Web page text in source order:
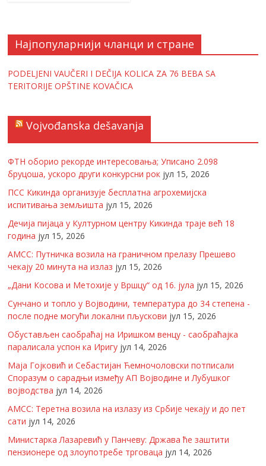
Најпопуларнији чланци и стране
PODELJENI VAUČERI I DEČIJA KOLICA ZA 76 BEBA SA
TERITORIJE OPŠTINE KOVAČICA
Vojvođanska dešavanja
ФТН оборио рекорде интересовања; Уписано 2.098
бруцоша, ускоро други конкурсни рок јул 15, 2026
ПСС Кикинда организује бесплатна агрохемијска
испитивања земљишта јул 15, 2026
Дечија пијаца у Културном центру Кикинда траје већ 18
година јул 15, 2026
АМСС: Путничка возила на граничном прелазу Прешево
чекају 20 минута на излаз јул 15, 2026
„Дани Косова и Метохије у Вршцу“ од 16. јула јул 15, 2026
Сунчано и топло у Војводини, температура до 34 степена -
после подне могући локални пљускови јул 15, 2026
Обустављен саобраћај на Иришком венцу - саобраћајка
паралисала успон ка Иригу јул 14, 2026
Маја Гојковић и Себастијан Ћемночоловски потписали
Споразум о сарадњи између АП Војводине и Лубушког
војводства јул 14, 2026
АМСС: Теретна возила на излазу из Србије чекају и до пет
сати јул 14, 2026
Министарка Лазаревић у Панчеву: Држава ће заштити
пензионере од злоупотребе трговаца јул 14, 2026